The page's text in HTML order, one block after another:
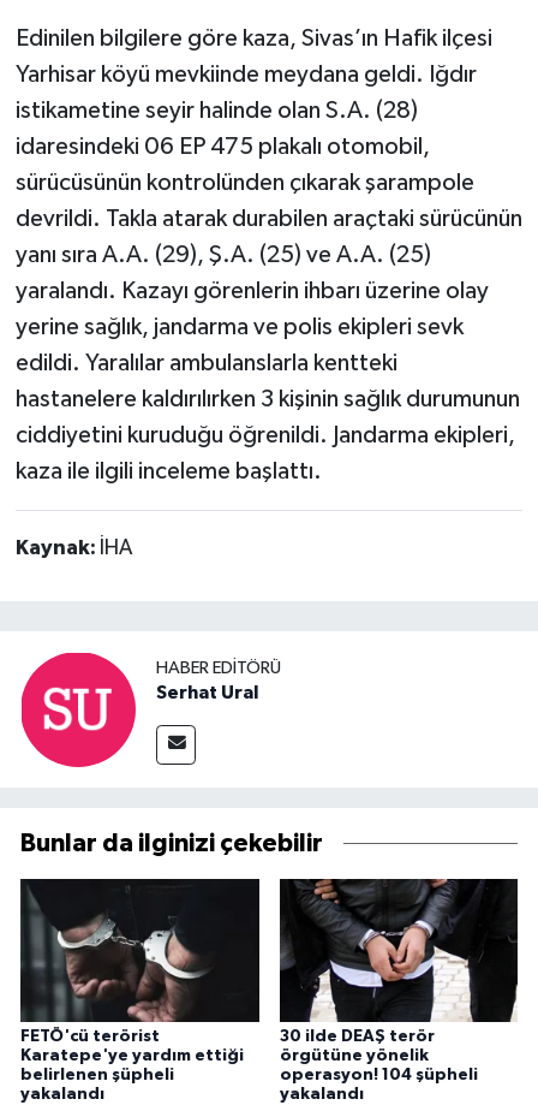
Edinilen bilgilere göre kaza, Sivas’ın Hafik ilçesi
Yarhisar köyü mevkiinde meydana geldi. Iğdır
istikametine seyir halinde olan S.A. (28)
idaresindeki 06 EP 475 plakalı otomobil,
sürücüsünün kontrolünden çıkarak şarampole
devrildi. Takla atarak durabilen araçtaki sürücünün
yanı sıra A.A. (29), Ş.A. (25) ve A.A. (25)
yaralandı. Kazayı görenlerin ihbarı üzerine olay
yerine sağlık, jandarma ve polis ekipleri sevk
edildi. Yaralılar ambulanslarla kentteki
hastanelere kaldırılırken 3 kişinin sağlık durumunun
ciddiyetini kuruduğu öğrenildi. Jandarma ekipleri,
kaza ile ilgili inceleme başlattı.
Kaynak: İHA
HABER EDITÖRÜ
Serhat Ural
Bunlar da ilginizi çekebilir
FETÖ'cü terörist
Karatepe'ye yardım ettiği
belirlenen şüpheli
yakalandı
30 ilde DEAŞ terör
örgütüne yönelik
operasyon! 104 şüpheli
yakalandı